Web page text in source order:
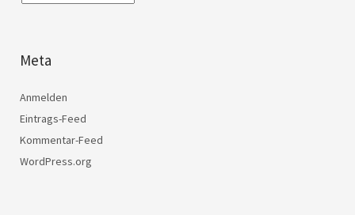
Meta
Anmelden
Eintrags-Feed
Kommentar-Feed
WordPress.org